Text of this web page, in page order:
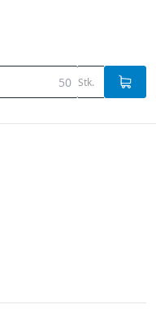
Stk.